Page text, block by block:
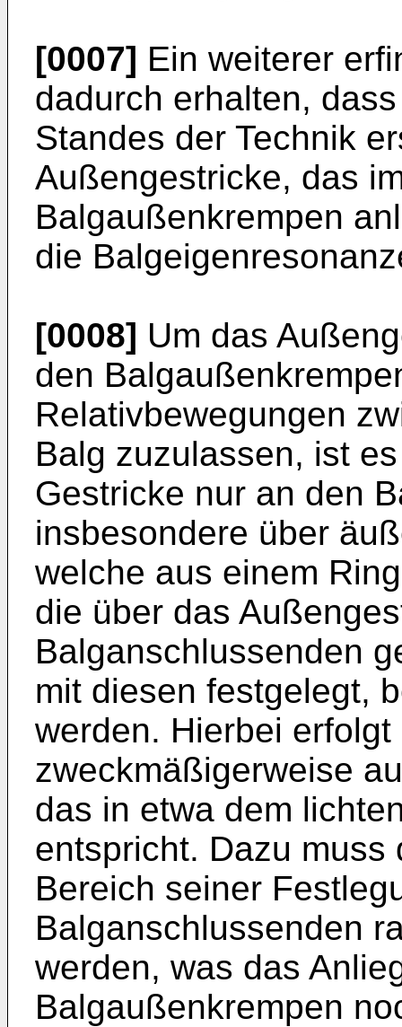
[0007] Ein weiterer
dadurch erhalten,
Standes der Technik
Außengestricke, das
Balgaußenkrempen
die
[0008] Um das
den
Relativbewegungen
Balg zuzulassen, ist
Gestricke nur an den
insbesondere über
welche aus einem
die über das
Balganschlussenden
mit diesen festgelegt,
werden. Hierbei
zweckmäßigerweise
das in etwa dem
entspricht. Dazu muss
Bereich seiner
Balganschlussenden
werden, was das
Balgaußenkrempen